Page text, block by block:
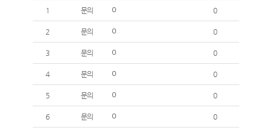
1 문의 0 0
2 문의 0 0
3 문의 0 0
4 문의 0 0
5 문의 0 0
6 문의 0 0